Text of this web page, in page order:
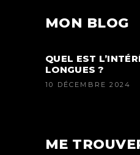
MON BLOG
QUEL EST
LONGUES ?
10 DÉCEMBRE 2024
ME